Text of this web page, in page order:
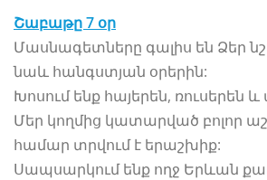
Շաբաթը 7 օր
Մասնագետները գալիս են Ձեր
նաև հանգստյան օրերին:
Խոսում ենք հայերեն, ռուսերեն և
Մեր կողմից կատարված բոլոր
համար տրվում է երաշխիք:
Սապսարկում ենք ողջ Երևան